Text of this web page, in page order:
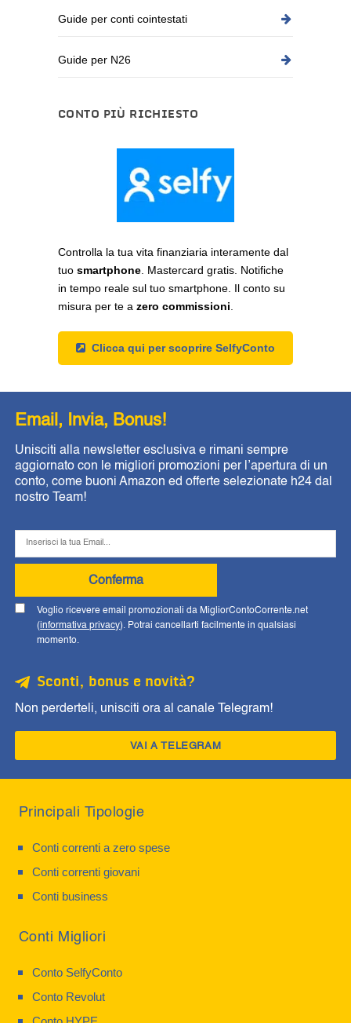
Guide per conti cointestati
Guide per N26
CONTO PIÙ RICHIESTO
Controlla la tua vita finanziaria interamente dal
tuo smartphone . Mastercard gratis. Notifiche
in tempo reale sul tuo smartphone. Il conto su
misura per te a zero commissioni
Clicca qui per scoprire SelfyConto
Email, Invia, Bonus!
Unisciti alla newsletter esclusiva e rimani sempre
aggiornato con le migliori promozioni per l’apertura di un
conto, come buoni Amazon ed offerte selezionate h24 dal
nostro Team!
Conferma
Voglio ricevere email promozionali da MigliorContoCorrente.net
(informativa privacy). Potrai cancellarti facilmente in qualsiasi
momento.
Sconti, bonus e novità?
Non perderteli, unisciti ora al canale Telegram!
VAI A TELEGRAM
Principali Tipologie
Conti correnti a zero spese
Conti correnti giovani
Conti business
Conti Migliori
Conto SelfyConto
Conto Revolut